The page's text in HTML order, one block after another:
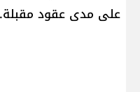
على مدى عقود مقبلة.